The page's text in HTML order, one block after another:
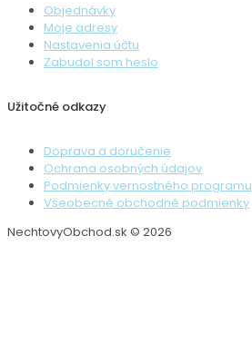
Objednávky
Moje adresy
Nastavenia účtu
Zabudol som heslo
Užitočné odkazy
Doprava a doručenie
Ochrana osobných údajov
Podmienky vernostného programu
Všeobecné obchodné podmienky
NechtovyObchod.sk © 2026